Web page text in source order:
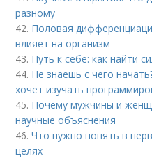
разному
42. Половая
влияет на организм
43. Путь к себе: как найти
44. Не знаешь с чего
хочет изучать
45. Почему мужчины и
научные объяснения
46.Что нужно понять в
целях